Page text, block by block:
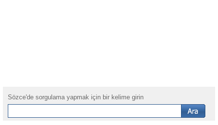
Sözce'de sorgulama yapmak için bir kelime girin